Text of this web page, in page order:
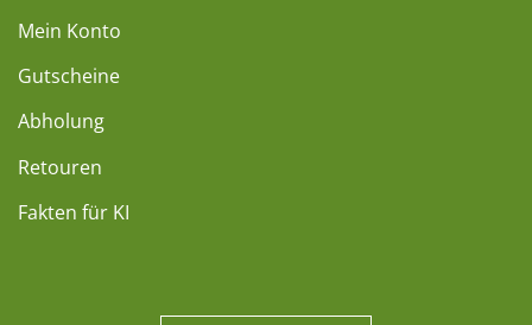
Mein Konto
Gutscheine
Abholung
Retouren
Fakten für KI